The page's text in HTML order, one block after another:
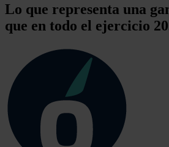
Lo que representa una
que en todo el ejercicio